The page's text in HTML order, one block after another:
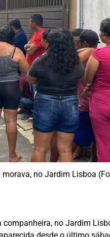
no Jardim Lisboa
no Jardim